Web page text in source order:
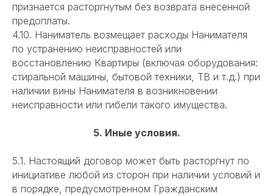
признается расторгнутым без возврата внесенной
предоплаты.
4.10. Наниматель возмещает расходы Нанимателя
по устранению неисправностей или
восстановлению Квартиры (включая оборудования:
стиральной машины, бытовой техники, ТВ и т.д.) при
наличии вины Нанимателя в возникновении
неисправности или гибели такого имущества.
5. Иные условия.
5.1. Настоящий договор может быть расторгнут по
инициативе любой из сторон при наличии условий и
в порядке, предусмотренном Гражданским